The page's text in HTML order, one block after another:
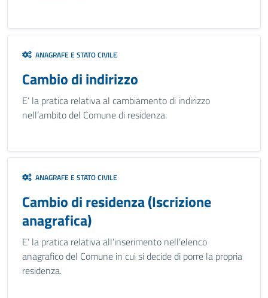
ANAGRAFE E STATO CIVILE
Cambio di indirizzo
E’ la pratica relativa al cambiamento di indirizzo
nell’ambito del Comune di residenza.
ANAGRAFE E STATO CIVILE
Cambio di residenza (Iscrizione
anagrafica)
E’ la pratica relativa all’inserimento nell’elenco
anagrafico del Comune in cui si decide di porre la propria
residenza.